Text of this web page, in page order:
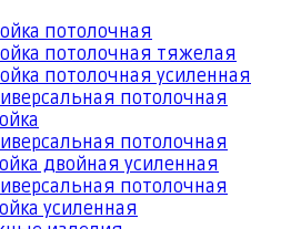
потолочная
потолочная тяжелая
потолочная усиленная
потолочная
потолочная
двойная усиленная
потолочная
усиленная